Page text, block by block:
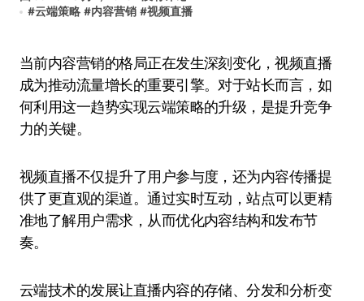
#云端策略 #内容营销 #视频直播
当前内容营销的格局正在发生深刻变化，视频直播
成为推动流量增长的重要引擎。对于站长而言，如
何利用这一趋势实现云端策略的升级，是提升竞争
力的关键。
视频直播不仅提升了用户参与度，还为内容传播提
供了更直观的渠道。通过实时互动，站点可以更精
准地了解用户需求，从而优化内容结构和发布节
奏。
云端技术的发展让直播内容的存储、分发和分析变